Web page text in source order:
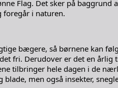
Flag. Det sker på
foregår i naturen.
bægere, så børnene kan
fri. Derudover er det en
tilbringer hele dagen i de
men også insekter,